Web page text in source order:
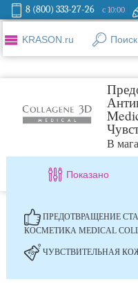
8 (800) 333-27-26 с 10:00
KRASON.ru Поиск
В
Показано
ПРЕДОТВРАЩЕНИЕ
КОСМЕТИКА MEDICAL
ЧУВСТВИТЕЛЬНАЯ